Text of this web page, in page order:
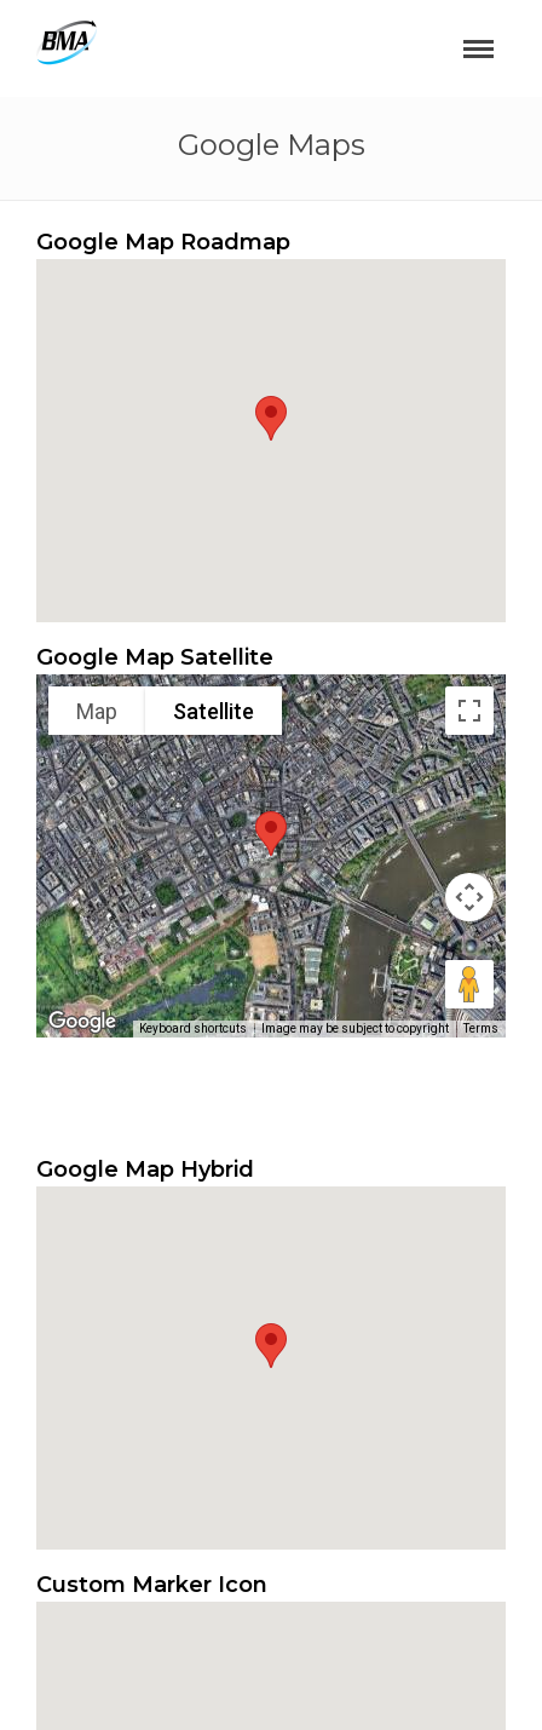
Google Maps
Google Map Roadmap
Google Map Satellite
Map Satellite
Keyboard shortcuts Image may be subject to copyright Terms
Google Map Hybrid
Custom Marker Icon